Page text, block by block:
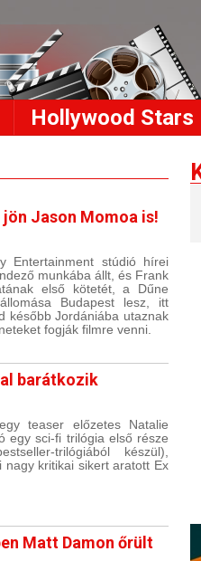
Hollywood Stars
jön Jason Momoa is!
Entertainment stúdió hírei
munkába állt, és Frank
első kötetét, a Dűne
Budapest lesz, itt
később Jordániába utaznak
fogják filmre venni.
barátkozik
teaser előzetes Natalie
egy sci-fi trilógia első része
trilógiából készül),
nagy kritikai sikert aratott Ex
Matt Damon őrült